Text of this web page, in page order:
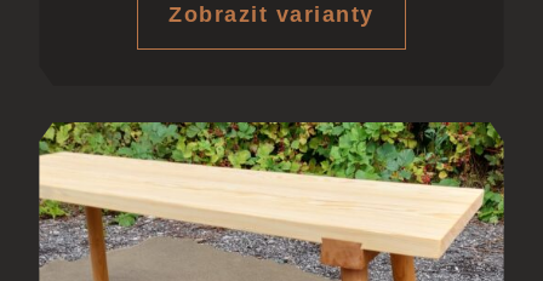
Zobrazit varianty